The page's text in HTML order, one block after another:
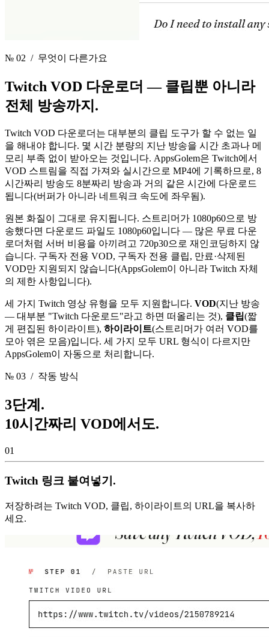
№ 02 / 무엇이 다른가요
Twitch VOD 다운로더 — 클립뿐 아니라
전체 방송까지.
Twitch VOD 다운로더는 대부분의 클립 도구가 할 수 없는 일
을 해내야 합니다. 몇 시간 분량의 지난 방송을 시간 초과나 메
모리 부족 없이 받아오는 것입니다. AppsGolem은 Twitch에서
VOD 스트림을 직접 가져와 실시간으로 MP4에 기록하므로, 8
시간짜리 방송도 8분짜리 방송과 거의 같은 시간에 다운로드
됩니다(버퍼가 아니라 네트워크 속도에 좌우됨).
원본 화질이 그대로 유지됩니다. 스트리머가 1080p60으로 방
송했다면 다운로드 파일도 1080p60입니다 — 많은 무료 다운
로더처럼 서버 비용을 아끼려고 720p30으로 재인코딩하지 않
습니다. 구독자 전용 VOD, 구독자 전용 클립, 만료·삭제된
VOD만 지원되지 않습니다(AppsGolem이 아니라 Twitch 자체
의 제한 사항입니다).
세 가지 Twitch 영상 유형을 모두 지원합니다. VOD(지난 방송
— 대부분 "Twitch 다운로드"라고 하면 떠올리는 것), 클립(짧
게 편집된 하이라이트), 하이라이트(스트리머가 여러 VOD를
모아 엮은 모음)입니다. 세 가지 모두 URL 형식이 다르지만
AppsGolem이 자동으로 처리합니다.
№ 03 / 작동 방식
3단계.
10시간짜리 VOD에서도.
01
Twitch 링크 붙여넣기.
저장하려는 Twitch VOD, 클립, 하이라이트의 URL을 복사하
세요.